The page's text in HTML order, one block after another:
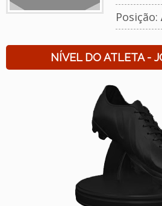
Posição:
NÍVEL DO ATLETA -